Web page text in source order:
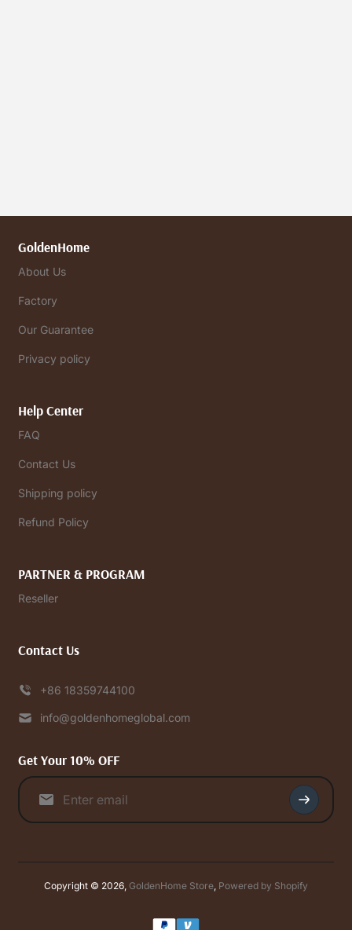
GoldenHome
About Us
Factory
Our Guarantee
Privacy policy
Help Center
FAQ
Contact Us
Shipping policy
Refund Policy
PARTNER & PROGRAM
Reseller
Contact Us
+86 18359744100
info@goldenhomeglobal.com
Get Your 10% OFF
Copyright © 2026, GoldenHome Store, Powered by Shopify